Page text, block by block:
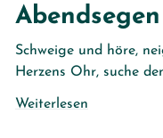
Abendsegen
Schweige und höre,
Herzens Ohr, suche
Weiterlesen